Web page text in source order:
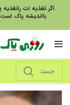
اگر تغذیه ات
بااندیشه پاک